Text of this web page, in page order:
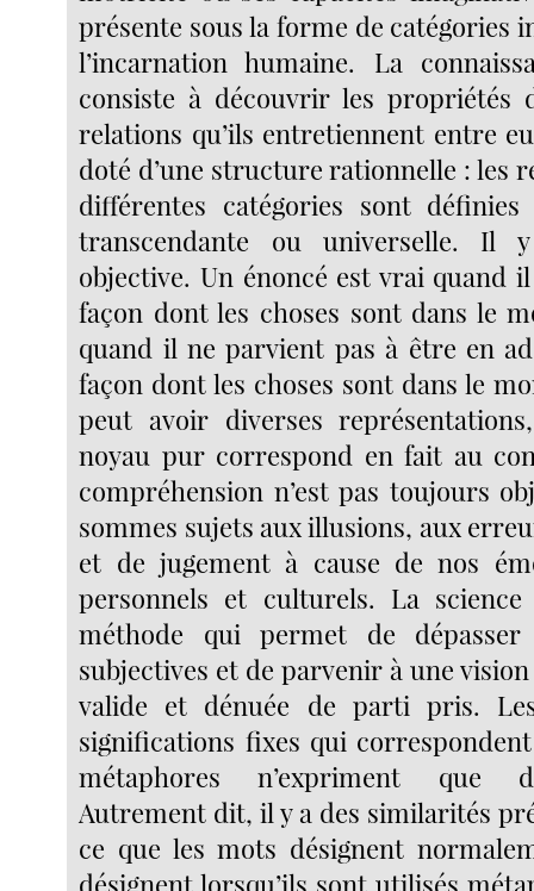
présente sous la forme de catégories
l’incarnation humaine. La
consiste à découvrir les propriétés
relations qu’ils entretiennent entre
doté d’une structure rationnelle : les
différentes catégories sont
transcendante ou universelle. Il
objective. Un énoncé est vrai quand
façon dont les choses sont dans le
quand il ne parvient pas à être en
façon dont les choses sont dans le
peut avoir diverses
noyau pur correspond en fait au
compréhension n’est pas toujours
sommes sujets aux illusions, aux
et de jugement à cause de nos
personnels et culturels. La
méthode qui permet de
subjectives et de parvenir à une
valide et dénuée de parti pris.
significations fixes qui
métaphores n’expriment que
Autrement dit, il y a des similarités
ce que les mots désignent